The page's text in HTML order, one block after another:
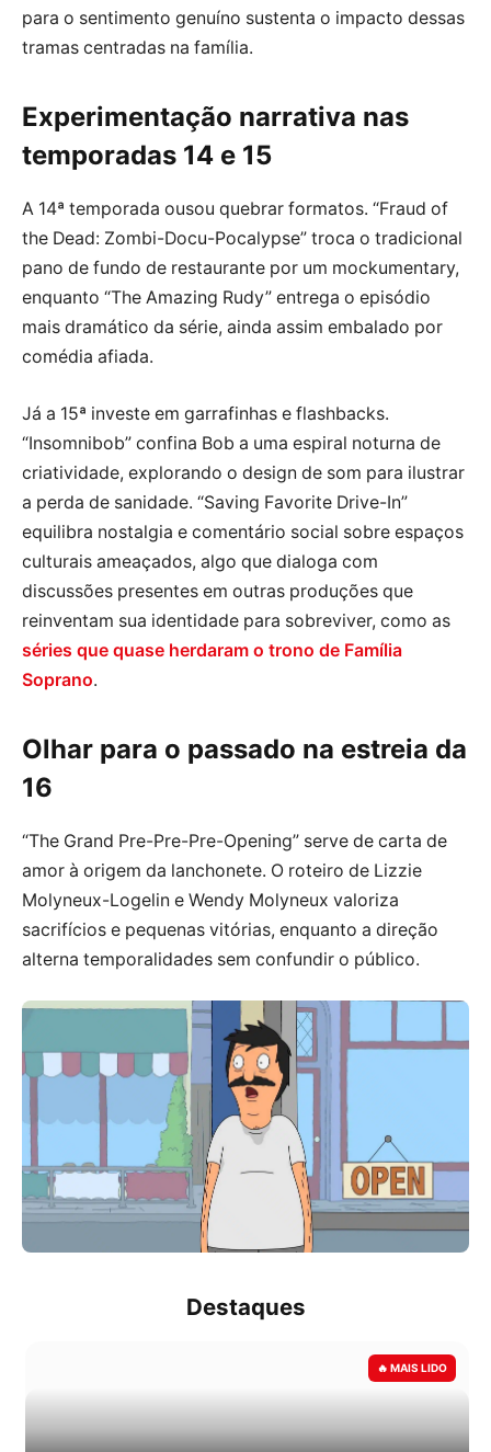
para o sentimento genuíno sustenta o impacto dessas
tramas centradas na família.
Experimentação narrativa nas
temporadas 14 e 15
A 14ª temporada ousou quebrar formatos. “Fraud of
the Dead: Zombi-Docu-Pocalypse” troca o tradicional
pano de fundo de restaurante por um mockumentary,
enquanto “The Amazing Rudy” entrega o episódio
mais dramático da série, ainda assim embalado por
comédia afiada.
Já a 15ª investe em garrafinhas e flashbacks.
“Insomnibob” confina Bob a uma espiral noturna de
criatividade, explorando o design de som para ilustrar
a perda de sanidade. “Saving Favorite Drive-In”
equilibra nostalgia e comentário social sobre espaços
culturais ameaçados, algo que dialoga com
discussões presentes em outras produções que
reinventam sua identidade para sobreviver, como as
séries que quase herdaram o trono de Família
Soprano.
Olhar para o passado na estreia da
16
“The Grand Pre-Pre-Pre-Opening” serve de carta de
amor à origem da lanchonete. O roteiro de Lizzie
Molyneux-Logelin e Wendy Molyneux valoriza
sacrifícios e pequenas vitórias, enquanto a direção
alterna temporalidades sem confundir o público.
Destaques